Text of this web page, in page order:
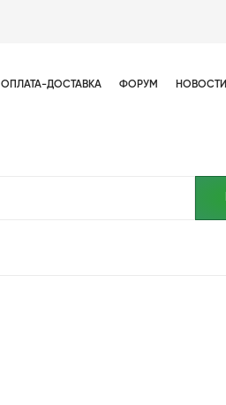
ОПЛАТА-ДОСТАВКА ФОРУМ НОВОСТИ